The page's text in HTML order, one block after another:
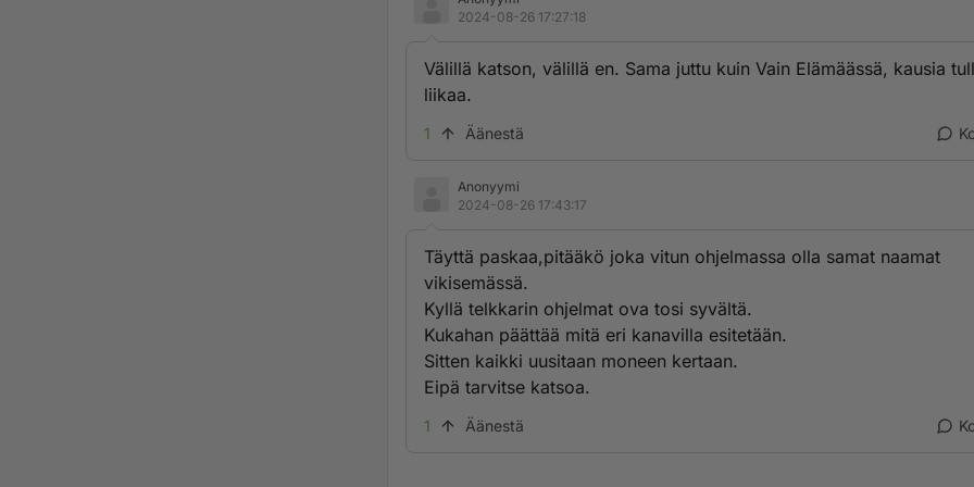
2024-08-26 17:27:18
Välillä katson, välillä en. Sama juttu kuin Vain Elämäässä, kausia
liikaa.
1 Äänestä
Anonyymi
2024-08-26 17:43:17
Täyttä paskaa,pitääkö joka vitun ohjelmassa olla samat naamat
vikisemässä.
Kyllä telkkarin ohjelmat ova tosi syvältä.
Kukahan päättää mitä eri kanavilla esitetään.
Sitten kaikki uusitaan moneen kertaan.
Eipä tarvitse katsoa.
1 Äänestä